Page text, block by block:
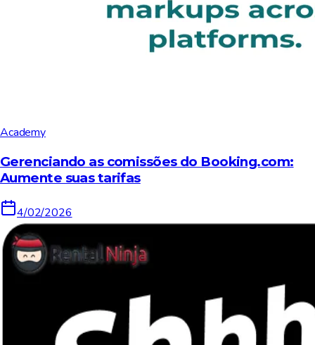
Academy
Gerenciando as comissões do Booking.com:
Aumente suas tarifas
4/02/2026